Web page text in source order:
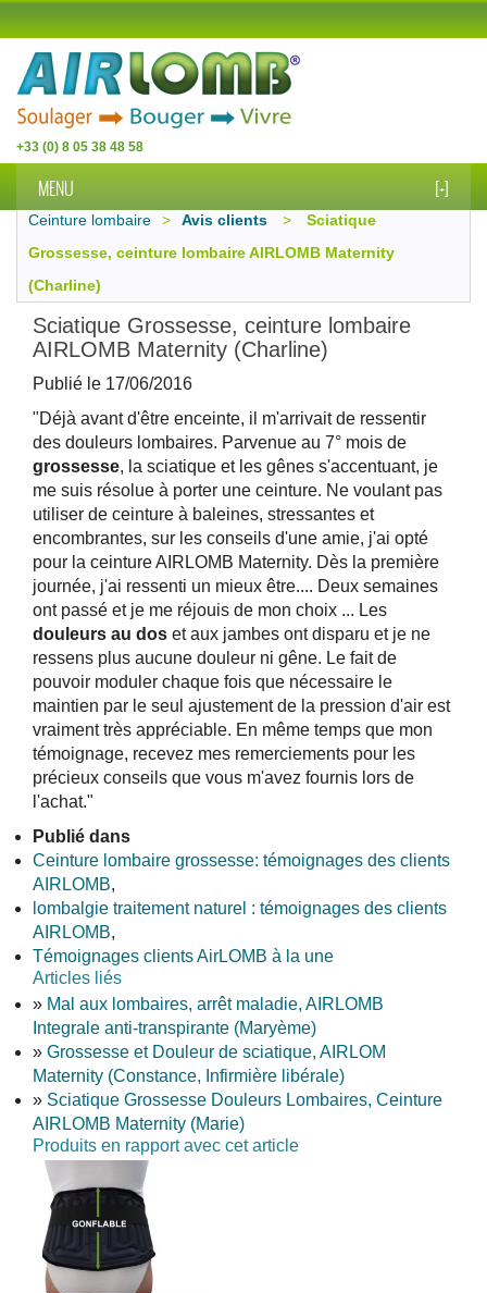
+33 (0) 8 05 38 48 58
MENU [+]
Ceinture lombaire > Avis clients >
Sciatique
Grossesse, ceinture lombaire AIRLOMB Maternity
(Charline)
Sciatique Grossesse, ceinture lombaire
AIRLOMB Maternity (Charline)
Publié le 17/06/2016
"Déjà avant d'être enceinte, il m'arrivait de ressentir
des douleurs lombaires. Parvenue au 7° mois de
grossesse, la sciatique et les gênes s'accentuant, je
me suis résolue à porter une ceinture. Ne voulant pas
utiliser de ceinture à baleines, stressantes et
encombrantes, sur les conseils d'une amie, j'ai opté
pour la ceinture AIRLOMB Maternity. Dès la première
journée, j'ai ressenti un mieux être.... Deux semaines
ont passé et je me réjouis de mon choix ... Les
douleurs au dos et aux jambes ont disparu et je ne
ressens plus aucune douleur ni gêne. Le fait de
pouvoir moduler chaque fois que nécessaire le
maintien par le seul ajustement de la pression d'air est
vraiment très appréciable. En même temps que mon
témoignage, recevez mes remerciements pour les
précieux conseils que vous m'avez fournis lors de
l'achat."
Publié dans
Ceinture lombaire grossesse: témoignages des clients
AIRLOMB,
lombalgie traitement naturel : témoignages des clients
AIRLOMB,
Témoignages clients AirLOMB à la une
Articles liés
» Mal aux lombaires, arrêt maladie, AIRLOMB
Integrale anti-transpirante (Maryème)
» Grossesse et Douleur de sciatique, AIRLOM
Maternity (Constance, Infirmière libérale)
» Sciatique Grossesse Douleurs Lombaires, Ceinture
AIRLOMB Maternity (Marie)
Produits en rapport avec cet article